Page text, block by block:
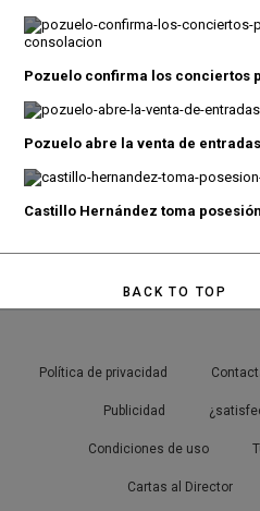
Pozuelo confirma los conciertos
Pozuelo abre la venta de
Castillo Hernández toma
BACK TO TOP
Política de privacidad
Publicidad
Condiciones de uso
Cartas al Director